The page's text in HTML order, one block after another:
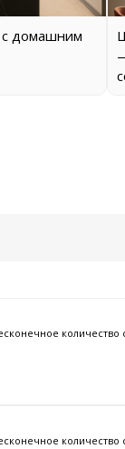
с домашним
количество
количество